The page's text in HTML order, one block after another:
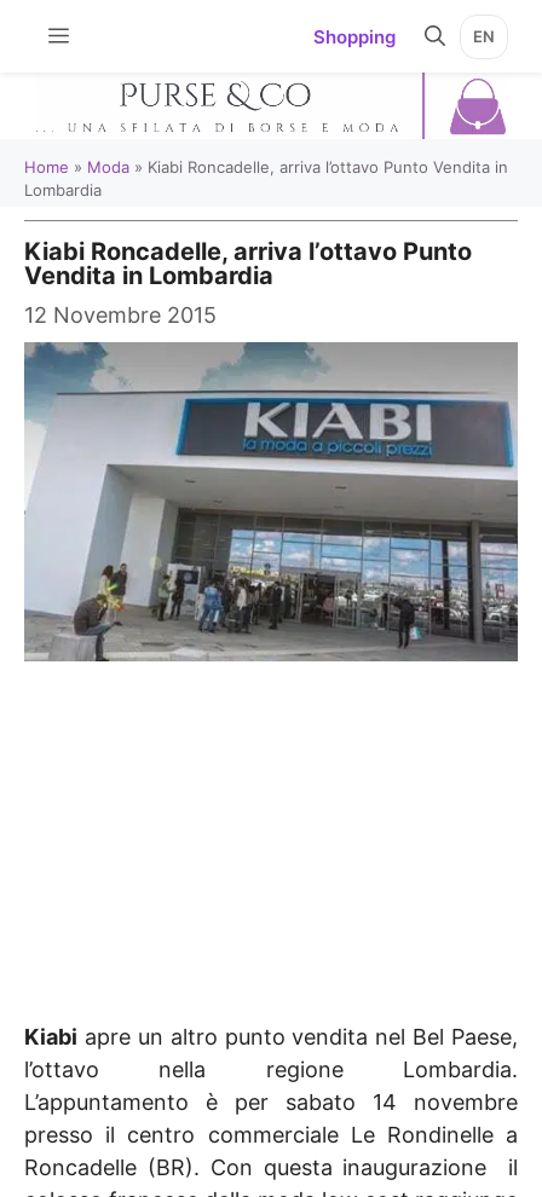
Shopping EN
Home » Moda » Kiabi Roncadelle, arriva l’ottavo Punto Vendita in
Lombardia
Kiabi Roncadelle, arriva l’ottavo Punto
Vendita in Lombardia
12 Novembre 2015
Kiabi apre un altro punto vendita nel Bel Paese,
l’ottavo nella regione Lombardia.
L’appuntamento è per sabato 14 novembre
presso il centro commerciale Le Rondinelle a
Roncadelle (BR). Con questa inaugurazione il